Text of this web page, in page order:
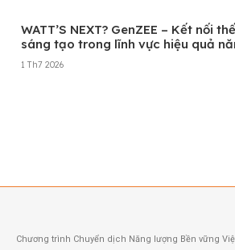
WATT’S NEXT? GenZEE – Kết nối
sáng tạo trong lĩnh vực hiệu quả
1 Th7 2026
Chương trình Chuyển dịch Năng lượng Bền vững